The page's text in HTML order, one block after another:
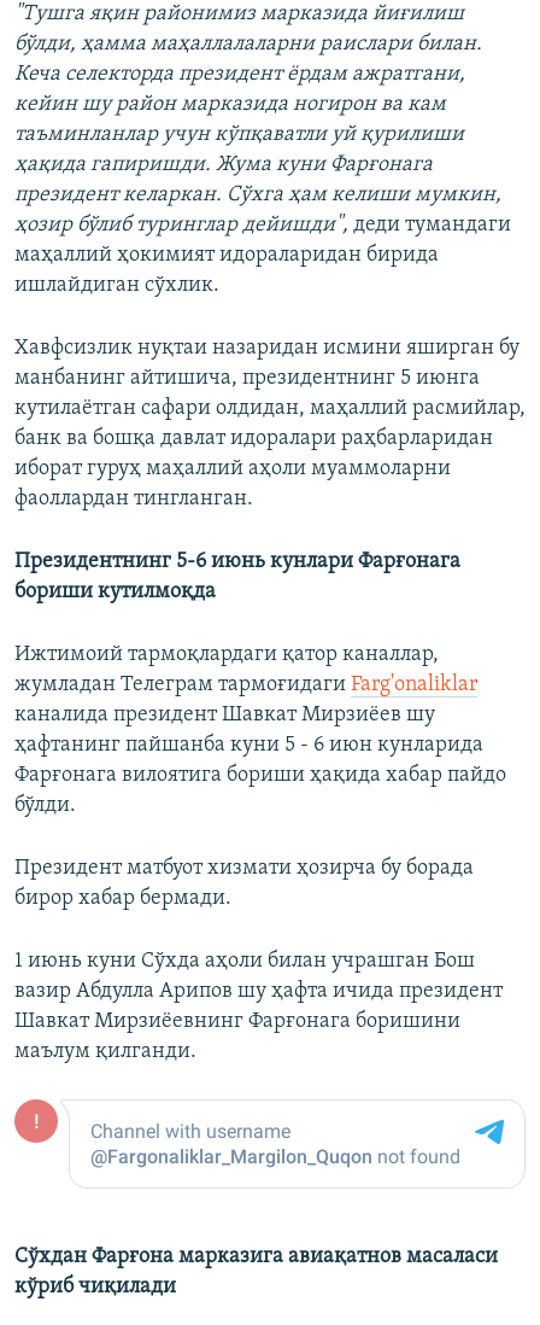
"Тушга яқин районимиз марказида йиғилиш
бўлди, ҳамма маҳаллалаларни раислари билан.
Кеча селекторда президент ёрдам ажратгани,
кейин шу район марказида ногирон ва кам
таъминланлар учун кўпқаватли уй қурилиши
ҳақида гапиришди. Жума куни Фарғонага
президент келаркан. Сўхга ҳам келиши мумкин,
ҳозир бўлиб туринглар дейишди", деди тумандаги
маҳаллий ҳокимият идораларидан бирида
ишлайдиган сўхлик.
Хавфсизлик нуқтаи назаридан исмини яширган бу
манбанинг айтишича, президентнинг 5 июнга
кутилаётган сафари олдидан, маҳаллий расмийлар,
банк ва бошқа давлат идоралари раҳбарларидан
иборат гуруҳ маҳаллий аҳоли муаммоларни
фаоллардан тингланган.​
Президентнинг 5-6 июнь кунлари Фарғонага
бориши кутилмоқда
Ижтимоий тармоқлардаги қатор каналлар,
жумладан Телеграм тармоғидаги Farg'onaliklar
каналида президент Шавкат Мирзиёев шу
ҳафтанинг пайшанба куни 5 - 6 июн кунларида
Фарғонага вилоятига бориши ҳақида хабар пайдо
бўлди.
Президент матбуот хизмати ҳозирча бу борада
бирор хабар бермади.
1 июнь куни Сўхда аҳоли билан учрашган Бош
вазир Абдулла Арипов шу ҳафта ичида президент
Шавкат Мирзиёевнинг Фарғонага боришини
маълум қилганди.
Сўхдан Фарғона марказига авиақатнов масаласи
кўриб чиқилади